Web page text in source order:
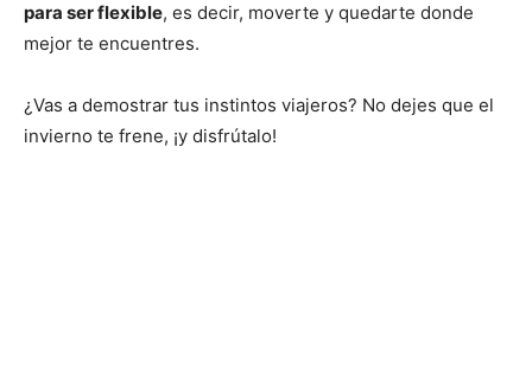
para ser flexible, es decir, moverte y quedarte donde
mejor te encuentres.
¿Vas a demostrar tus instintos viajeros? No dejes que el
invierno te frene, ¡y disfrútalo!